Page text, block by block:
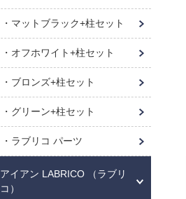
マットブラック+柱セット
オフホワイト+柱セット
ブロンズ+柱セット
グリーン+柱セット
ラブリコ パーツ
アイアン LABRICO （ラブリ
コ）